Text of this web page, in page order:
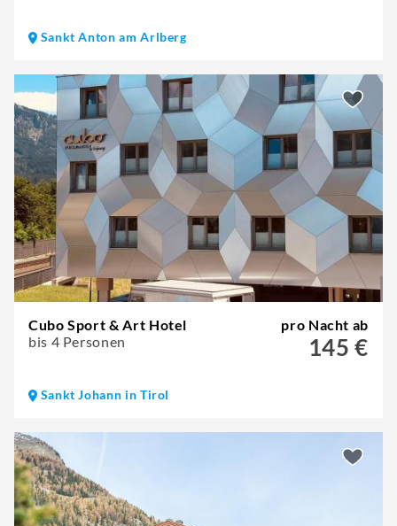
Sankt Anton am Arlberg
Cubo Sport & Art Hotel
bis 4 Personen
pro Nacht ab
145 €
Sankt Johann in Tirol